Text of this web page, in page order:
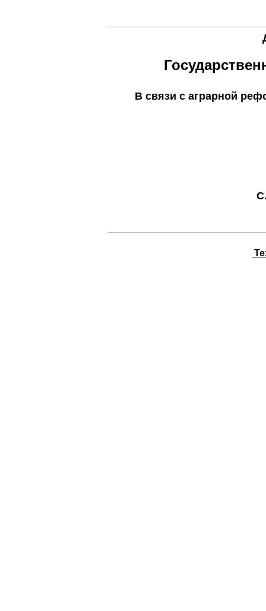
В связи с аграрной